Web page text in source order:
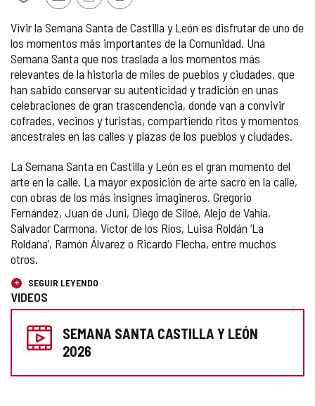
mis
cuadernos
otros
turistas
Vivir la Semana Santa de Castilla y León es disfrutar de uno de
los momentos más importantes de la Comunidad. Una
Semana Santa que nos traslada a los momentos más
relevantes de la historia de miles de pueblos y ciudades, que
han sabido conservar su autenticidad y tradición en unas
celebraciones de gran trascendencia, donde van a convivir
cofrades, vecinos y turistas, compartiendo ritos y momentos
ancestrales en las calles y plazas de los pueblos y ciudades.
La Semana Santa en Castilla y León es el gran momento del
arte en la calle. La mayor exposición de arte sacro en la calle,
con obras de los más insignes imagineros. Gregorio
Fernández, Juan de Juni, Diego de Siloé, Alejo de Vahía,
Salvador Carmona, Víctor de los Ríos, Luisa Roldán ‘La
Roldana’, Ramón Álvarez o Ricardo Flecha, entre muchos
otros.
SEGUIR LEYENDO
PREPARA
TU
VISITA
VIDEOS
SEMANA SANTA CASTILLA Y LEÓN
2026